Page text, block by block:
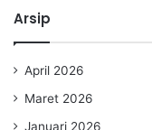
Arsip
April 2026
Maret 2026
Januari 2026